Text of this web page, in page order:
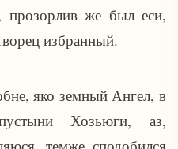
прозорлив же был еси,
избранный.
яко земный Ангел, в
Хозьюги, аз,